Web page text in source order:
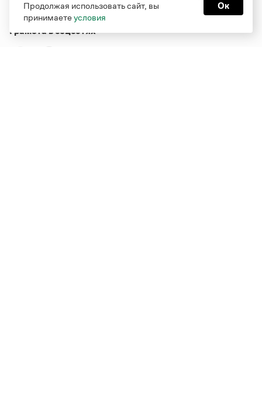
Грамота в соцсетях
Продолжая использовать сайт, вы
принимаетеусловия
Ок